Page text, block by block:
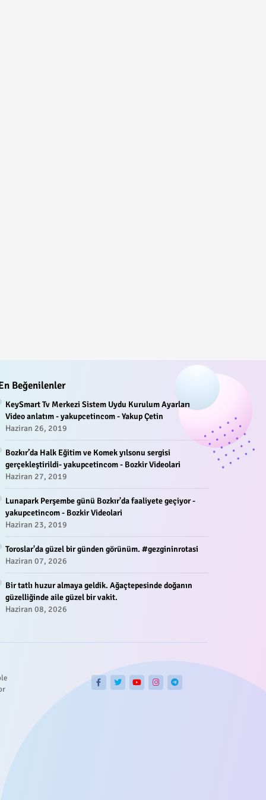
Beğenilenler
KeySmart Tv Merkezi Sistem Uydu Kurulum Ayarları
Video anlatım - yakupcetincom - Yakup Çetin
Haziran 26, 2019
Bozkır’da Halk Eğitim ve Komek yılsonu sergisi
gerçekleştirildi- yakupcetincom - Bozkir Videolari
Haziran 27, 2019
Lunapark Perşembe günü Bozkır'da faaliyete geçiyor -
yakupcetincom - Bozkir Videolari
Haziran 23, 2019
Toroslar'da güzel bir günden görünüm. #gezgininrotasi
Haziran 07, 2026
Bir tatlı huzur almaya geldik. Ağaçtepesinde doğanın
güzelliğinde aile güzel bir vakit.
Haziran 08, 2026